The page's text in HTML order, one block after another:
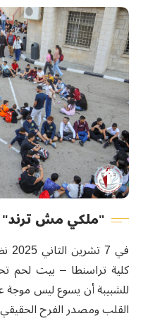
"ملكي مش ترند"
كلية تراسنطا – بيت لحم
للشبيبة أن يسوع ليس موجة
القلب ومصدر الفرح